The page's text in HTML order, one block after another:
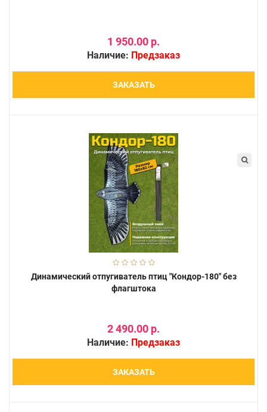
1 950.00 р.
Наличие: Предзаказ
ЗАКАЗАТЬ
Динамический отпугиватель птиц "Кондор-180" без
флагштока
2 490.00 р.
Наличие: Предзаказ
ЗАКАЗАТЬ